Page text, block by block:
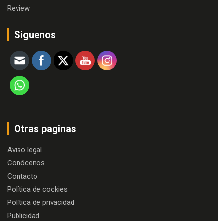
Review
Siguenos
Otras paginas
Aviso legal
Conócenos
Contacto
Política de cookies
Política de privacidad
Publicidad